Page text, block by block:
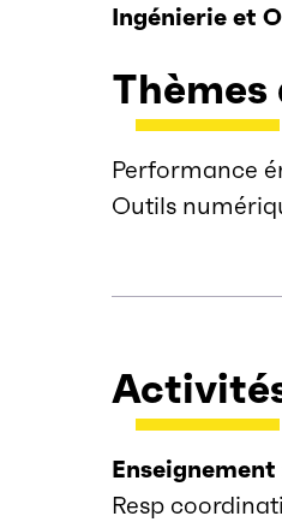
Ingénierie et
Performance
Outils
Enseignement
Resp